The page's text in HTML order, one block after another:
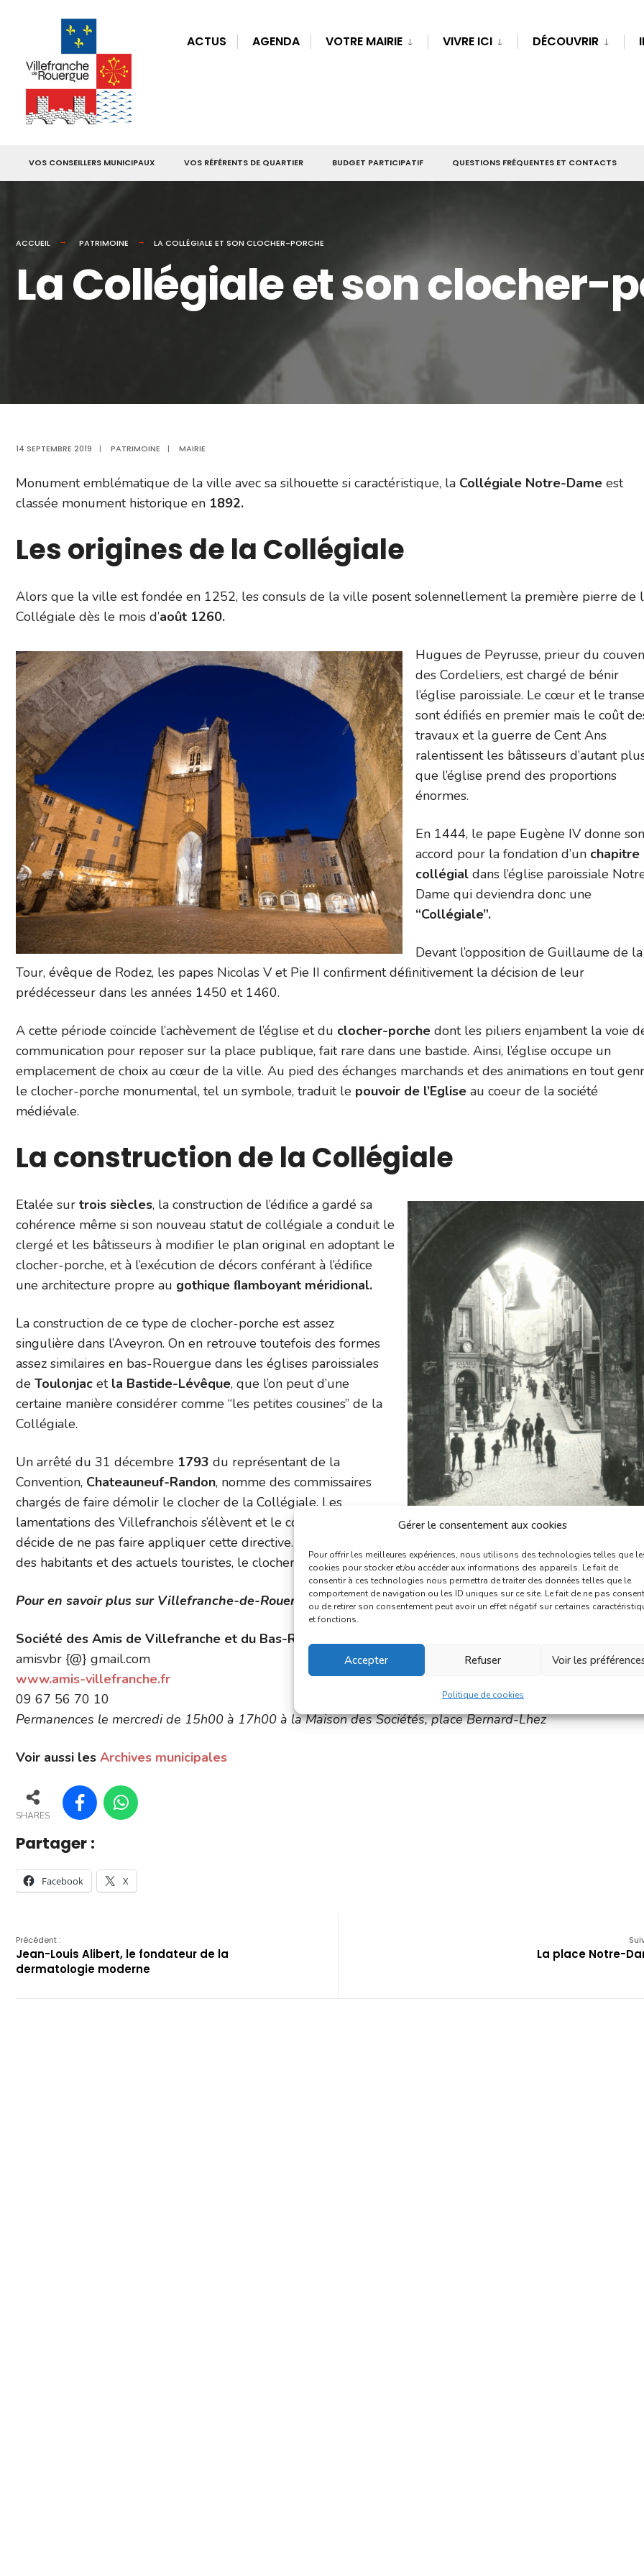
Gérer le consentement aux cookies
Pour offrir les meilleures expériences, nous utilisons des technologies telles que
cookies pour stocker et/ou accéder aux informations des appareils. Le fait de
consentir à ces technologies nous permettra de traiter des données telles que le
comportement de navigation ou les ID uniques sur ce site. Le fait de ne pas
ou de retirer son consentement peut avoir un effet négatif sur certaines
et fonctions.
Accepter Refuser Voir les
Politique de cookies
ACTUS AGENDA VOTRE MAIRIE VIVRE ICI DÉCOUVRIR
VOS CONSEILLERS MUNICIPAUX VOS RÉFÉRENTS DE QUARTIER BUDGET PARTICIPATIF QUESTIONS FRÉQUENTES ET CONTACTS
ACCUEIL PATRIMOINE LA COLLÉGIALE ET SON CLOCHER-PORCHE
La Collégiale et son clocher-
14 SEPTEMBRE 2019 | PATRIMOINE | MAIRIE
Monument emblématique de la ville avec sa silhouette si caractéristique, la Collégiale Notre-Dame est
classée monument historique en 1892.
Les origines de la Collégiale
Alors que la ville est fondée en 1252, les consuls de la ville posent solennellement la première pierre de
Collégiale dès le mois d’août 1260.
Hugues de Peyrusse, prieur du
des Cordeliers, est chargé de bénir
l’église paroissiale. Le cœur et le
sont édiﬁés en premier mais le coût
travaux et la guerre de Cent Ans
ralentissent les bâtisseurs d’autant
que l’église prend des proportions
énormes.
En 1444, le pape Eugène IV donne son
accord pour la fondation d’un chapitre
collégial dans l’église paroissiale
Dame qui deviendra donc une
“Collégiale”.
Devant l’opposition de Guillaume de la
Tour, évêque de Rodez, les papes Nicolas V et Pie II conﬁrment déﬁnitivement la décision de leur
prédécesseur dans les années 1450 et 1460.
A cette période coïncide l’achèvement de l’église et du clocher-porche dont les piliers enjambent la voie
communication pour reposer sur la place publique, fait rare dans une bastide. Ainsi, l’église occupe un
emplacement de choix au cœur de la ville. Au pied des échanges marchands et des animations en tout
le clocher-porche monumental, tel un symbole, traduit le pouvoir de l’Eglise au coeur de la société
médiévale.
La construction de la Collégiale
Etalée sur trois siècles, la construction de l’édiﬁce a gardé sa
cohérence même si son nouveau statut de collégiale a conduit le
clergé et les bâtisseurs à modiﬁer le plan original en adoptant le
clocher-porche, et à l’exécution de décors conférant à l’édiﬁce
une architecture propre au gothique ﬂamboyant méridional.
La construction de ce type de clocher-porche est assez
singulière dans l’Aveyron. On en retrouve toutefois des formes
assez similaires en bas-Rouergue dans les églises paroissiales
de Toulonjac etla Bastide-Lévêque, que l’on peut d’une
certaine manière considérer comme “les petites cousines” de la
Collégiale.
Un arrêté du 31 décembre 1793 du représentant de la
Convention, Chateauneuf-Randon, nomme des commissaires
chargés de faire démolir le clocher de la Collégiale. Les
lamentations des Villefranchois s’élèvent et le conseil municipal
décide de ne pas faire appliquer cette directive. Pour le bonheur
des habitants et des actuels touristes, le clocher est sauvé !
Pour en savoir plus sur Villefranche-de-Rouergue, son patrimoine et son histoire :
Société des Amis de Villefranche et du Bas-Rouergue
amisvbr {@} gmail.com
www.amis-villefranche.fr
09 67 56 70 10
Permanences le mercredi de 15h00 à 17h00 à la Maison des Sociétés, place Bernard-Lhez
Voir aussi les Archives municipales
SHARES
Partager :
Facebook X
Précédent :
Jean-Louis Alibert, le fondateur de la
dermatologie moderne
La place Notre-